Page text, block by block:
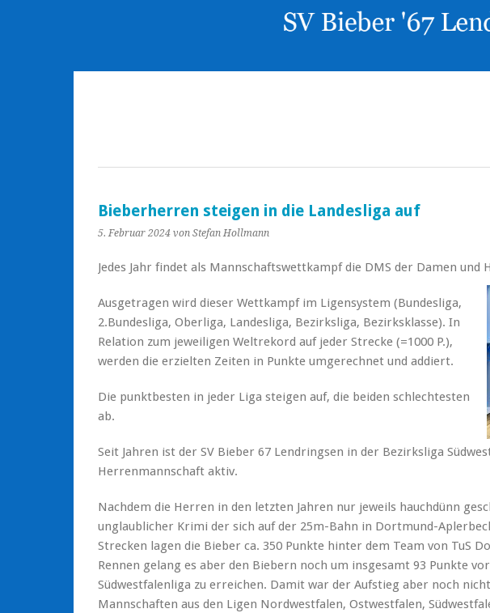
Bieberherren steigen in die Landesliga auf
5. Februar 2024 von Stefan Hollmann
Jedes Jahr findet als Mannschaftswettkampf die DMS der Damen
Ausgetragen wird dieser Wettkampf im Ligensystem (Bundesliga,
2.Bundesliga, Oberliga, Landesliga, Bezirksliga, Bezirksklasse). In
Relation zum jeweiligen Weltrekord auf jeder Strecke (=1000 P.),
werden die erzielten Zeiten in Punkte umgerechnet und addiert.
Die punktbesten in jeder Liga steigen auf, die beiden schlechtesten
ab.
Seit Jahren ist der SV Bieber 67 Lendringsen in der Bezirksliga
Herrenmannschaft aktiv.
Nachdem die Herren in den letzten Jahren nur jeweils hauchdünn
unglaublicher Krimi der sich auf der 25m-Bahn in Dortmund-
Strecken lagen die Bieber ca. 350 Punkte hinter dem Team von TuS
Rennen gelang es aber den Biebern noch um insgesamt 93 Punkte
Südwestfalenliga zu erreichen. Damit war der Aufstieg aber noch
Mannschaften aus den Ligen Nordwestfalen, Ostwestfalen,